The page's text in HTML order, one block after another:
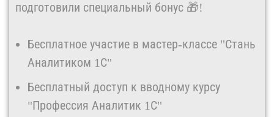
подготовили специальный бонус 🎁!
Бесплатное участие в мастер-классе "Стань
Аналитиком 1С"
Бесплатный доступ к вводному курсу
"Профессия Аналитик 1С"